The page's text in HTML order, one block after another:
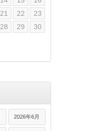
21 22
23
28 29
30
2026年6月